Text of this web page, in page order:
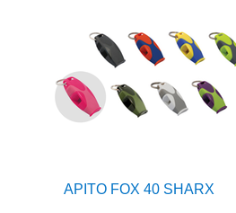
APITO FOX 40 SHARX